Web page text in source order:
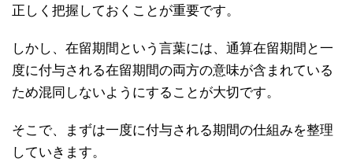
正しく把握しておくことが重要です。
しかし、在留期間という言葉には、通算在留期間と一
度に付与される在留期間の両方の意味が含まれている
ため混同しないようにすることが大切です。
そこで、まずは一度に付与される期間の仕組みを整理
していきます。